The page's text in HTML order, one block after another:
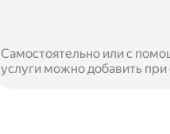
Самостоятельно или с
услуги можно добавить